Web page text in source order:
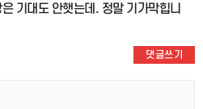
기대도 안햇는데. 정말 기가막힙니
댓글쓰기